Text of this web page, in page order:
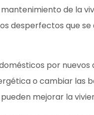
de la
desperfectos que se
por nuevos
o cambiar las
mejorar la